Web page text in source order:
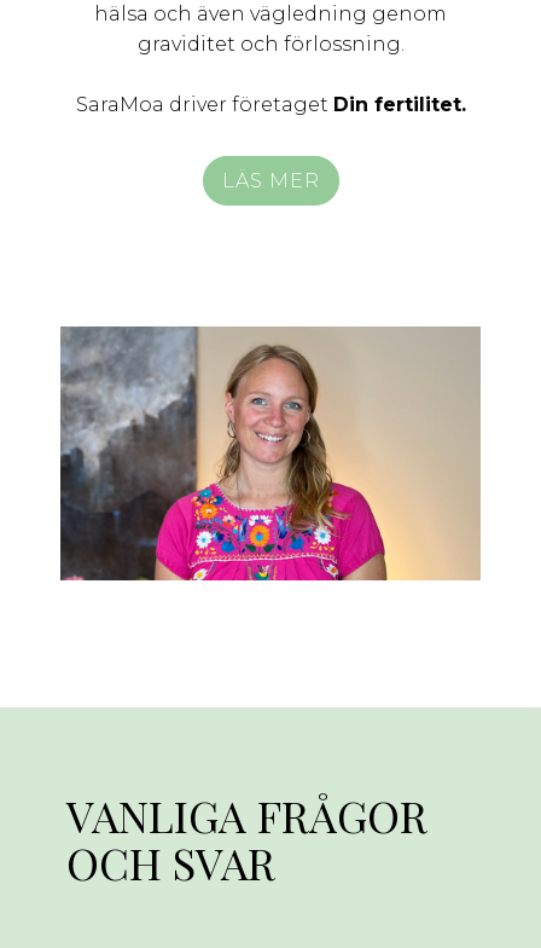
hälsa och även vägledning genom
graviditet och förlossning.
SaraMoa driver företaget Din fertilitet.
LÄS MER
VANLIGA FRÅGOR
OCH SVAR